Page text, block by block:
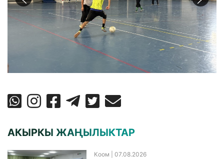
АКЫРКЫ ЖАҢЫЛЫКТАР
Коом | 07.08.2026